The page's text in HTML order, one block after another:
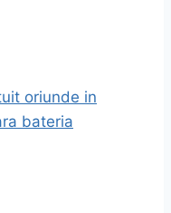
oriunde in
bateria